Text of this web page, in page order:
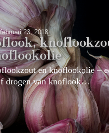
februari 23, 2018
en knoflookolie –
drogen van knoflook…